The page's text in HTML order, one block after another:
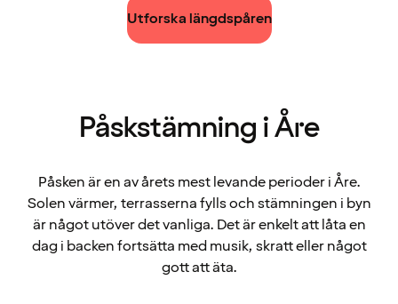
Utforska längdspåren
Påskstämning i Åre
Påsken är en av årets mest levande perioder i Åre.
Solen värmer, terrasserna fylls och stämningen i byn
är något utöver det vanliga. Det är enkelt att låta en
dag i backen fortsätta med musik, skratt eller något
gott att äta.